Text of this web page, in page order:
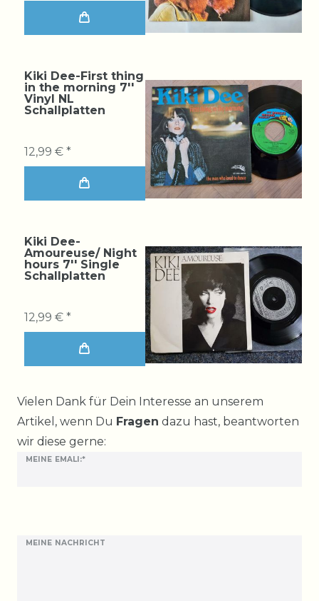
Kiki Dee-First thing
in the morning 7''
Vinyl NL
Schallplatten
12,99 € *
Kiki Dee-
Amoureuse/ Night
hours 7'' Single
Schallplatten
12,99 € *
Vielen Dank für Dein Interesse an unserem
Artikel, wenn Du Fragen dazu hast, beantworten
wir diese gerne:
MEINE EMALI:*
MEINE NACHRICHT
Ceres::Template.mailFormHoneypotLabel